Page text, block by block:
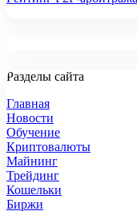
Разделы сайта
Главная
Новости
Обучение
Криптовалюты
Майнинг
Трейдинг
Кошельки
Биржи